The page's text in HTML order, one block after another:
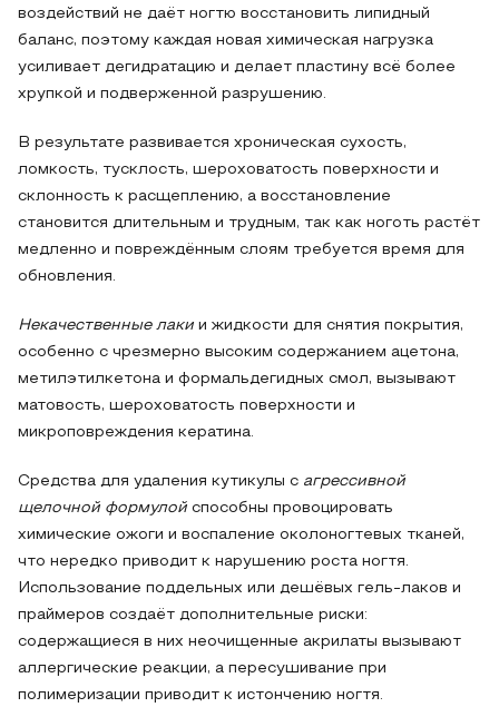
воздействий не даёт ногтю восстановить липидный
баланс, поэтому каждая новая химическая нагрузка
усиливает дегидратацию и делает пластину всё более
хрупкой и подверженной разрушению.
В результате развивается хроническая сухость,
ломкость, тусклость, шероховатость поверхности и
склонность к расщеплению, а восстановление
становится длительным и трудным, так как ноготь растёт
медленно и повреждённым слоям требуется время для
обновления.
Некачественные лаки и жидкости для снятия покрытия,
особенно с чрезмерно высоким содержанием ацетона,
метилэтилкетона и формальдегидных смол, вызывают
матовость, шероховатость поверхности и
микроповреждения кератина.
Средства для удаления кутикулы с агрессивной
щелочной формулой способны провоцировать
химические ожоги и воспаление околоногтевых тканей,
что нередко приводит к нарушению роста ногтя.
Использование поддельных или дешёвых гель‑лаков и
праймеров создаёт дополнительные риски:
содержащиеся в них неочищенные акрилаты вызывают
аллергические реакции, а пересушивание при
полимеризации приводит к истончению ногтя.